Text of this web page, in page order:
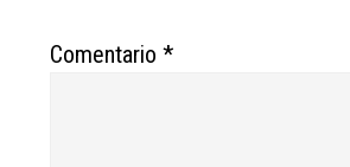
Comentario*